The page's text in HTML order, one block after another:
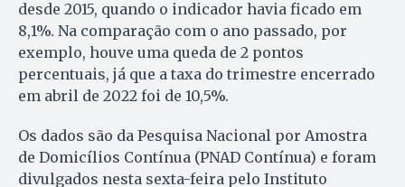
desde 2015, quando o indicador havia ficado em
8,1%. Na comparação com o ano passado, por
exemplo, houve uma queda de 2 pontos
percentuais, já que a taxa do trimestre encerrado
em abril de 2022 foi de 10,5%.
Os dados são da Pesquisa Nacional por Amostra
de Domicílios Contínua (PNAD Contínua) e foram
divulgados nesta sexta-feira pelo Instituto